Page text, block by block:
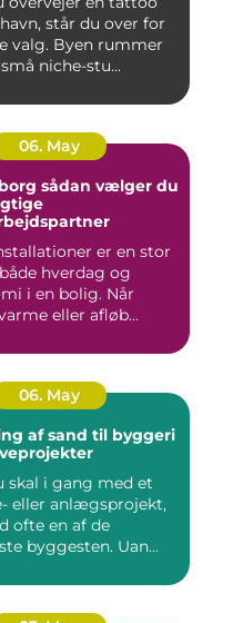
står du over for
valg. Byen rummer
niche-stu...
06. May
vælger du
er en stor
hverdag og
i en bolig. Når
eller afløb...
06. May
af sand til byggeri
skal i gang med et
eller anlægsprojekt,
ofte en af de
byggesten. Uan...